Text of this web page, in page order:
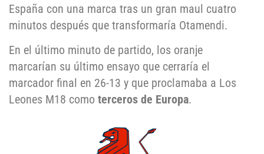
España con una marca tras un gran maul cuatro
minutos después que transformaría Otamendi.
En el último minuto de partido, los oranje
marcarían su último ensayo que cerraría el
marcador final en 26-13 y que proclamaba a Los
Leones M18 como terceros de Europa.